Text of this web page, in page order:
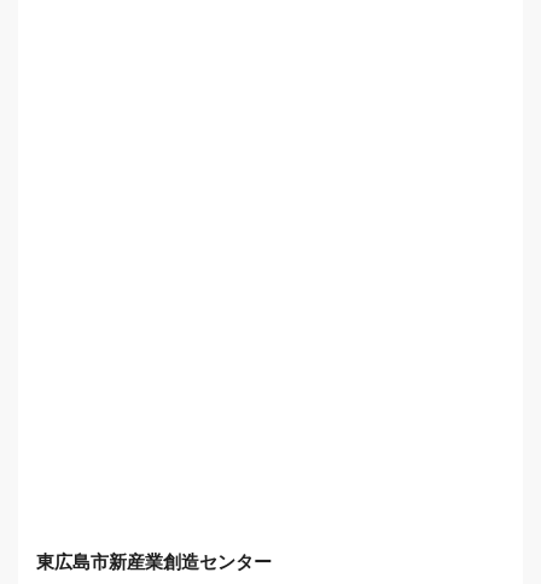
東広島市新産業創造センター